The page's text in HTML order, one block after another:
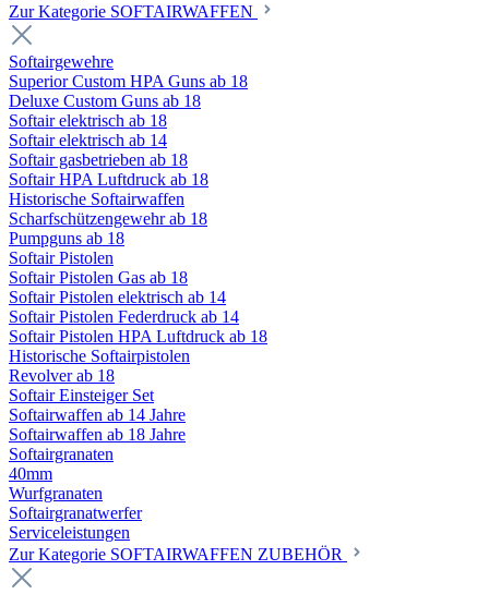
Zur Kategorie SOFTAIRWAFFEN
Softairgewehre
Superior Custom HPA Guns ab 18
Deluxe Custom Guns ab 18
Softair elektrisch ab 18
Softair elektrisch ab 14
Softair gasbetrieben ab 18
Softair HPA Luftdruck ab 18
Historische Softairwaffen
Scharfschützengewehr ab 18
Pumpguns ab 18
Softair Pistolen
Softair Pistolen Gas ab 18
Softair Pistolen elektrisch ab 14
Softair Pistolen Federdruck ab 14
Softair Pistolen HPA Luftdruck ab 18
Historische Softairpistolen
Revolver ab 18
Softair Einsteiger Set
Softairwaffen ab 14 Jahre
Softairwaffen ab 18 Jahre
Softairgranaten
40mm
Wurfgranaten
Softairgranatwerfer
Serviceleistungen
Zur Kategorie SOFTAIRWAFFEN ZUBEHÖR